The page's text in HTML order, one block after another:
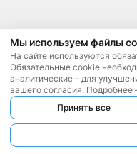
Мы используем файлы
На сайте используются
Обязательные cookie
аналитические – для
вашего согласия. Подробнее
Принять все